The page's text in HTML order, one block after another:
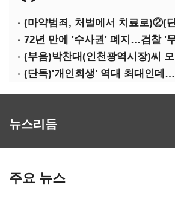
(부음)박찬대(인천광역시장)씨
뉴스리듬
주요 뉴스